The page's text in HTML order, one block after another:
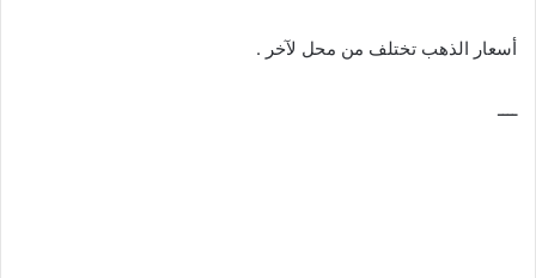
أسعار الذهب تختلف من محل لآخر .
ــــ